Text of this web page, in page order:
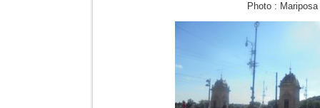
Photo : Mariposa